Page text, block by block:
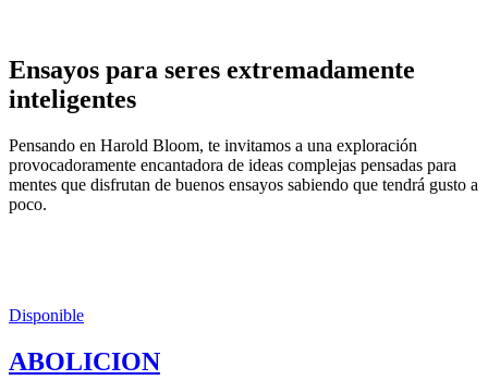
Ensayos para seres extremadamente
inteligentes
Pensando en Harold Bloom, te invitamos a una exploración
provocadoramente encantadora de ideas complejas pensadas para
mentes que disfrutan de buenos ensayos sabiendo que tendrá gusto a
poco.
Disponible
ABOLICION